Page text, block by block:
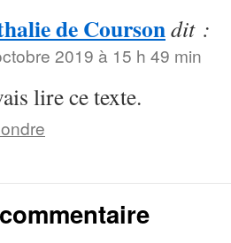
de Coursondit :
2019 à 15 h 49 min
lire ce texte.